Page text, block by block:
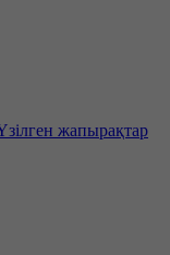
жапырақтар